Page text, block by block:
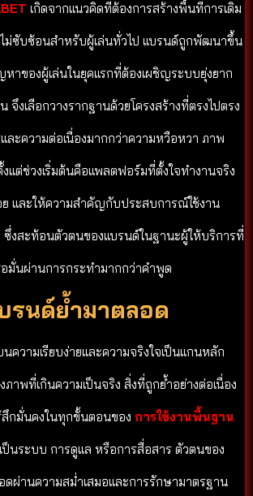
เกิดจากแนวคิดที่ต้องการสร้างพื้นที่การเดิม
ไม่ซับซ้อนสำหรับผู้เล่นทั่วไป แบรนด์ถูกพัฒนาขึ้น
าของผู้เล่นในยุคแรกที่ต้องเผชิญระบบยุ่งยาก
จึงเลือกวางรากฐานด้วยโครงสร้างที่ตรงไปตรง
และความต่อเนื่องมากกว่าความหวือหวา ภาพ
ต่ช่วงเริ่มต้นคือแพลตฟอร์มที่ตั้งใจทำงานจริง
ย และให้ความสำคัญกับประสบการณ์ใช้งาน
งสะท้อนตัวตนของแบรนด์ในฐานะผู้ให้บริการที่
อมั่นผ่านการกระทำมากกว่าคำพูด
รนด์ย้ำมาตลอด
ความเรียบง่ายและความจริงใจเป็นแกนหลัก
ภาพที่เกินความเป็นจริง สิ่งที่ถูกย้ำอย่างต่อเนื่อง
กมั่นคงในทุกขั้นตอนของ การใช้งานพื้นฐาน
ป็นระบบ การดูแล หรือการสื่อสาร ตัวตนของ
ผ่านความสม่ำเสมอและการรักษามาตรฐาน